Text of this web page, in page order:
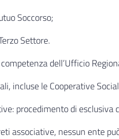
Soccorso;
Settore.
dell’Ufficio
incluse le Cooperative
procedimento di
associative, nessun ente